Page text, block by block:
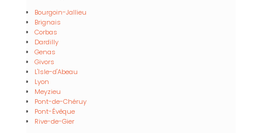
Bourgoin-Jallieu
Brignais
Corbas
Dardilly
Genas
Givors
L'Isle-d'Abeau
Lyon
Meyzieu
Pont-de-Chéruy
Pont-Évêque
Rive-de-Gier